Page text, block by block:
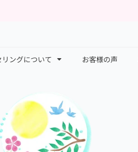
ングについて お客様の声